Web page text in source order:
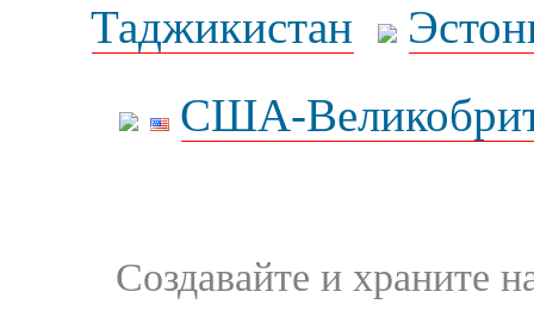
Таджикистан
США-
Создавайте и храните